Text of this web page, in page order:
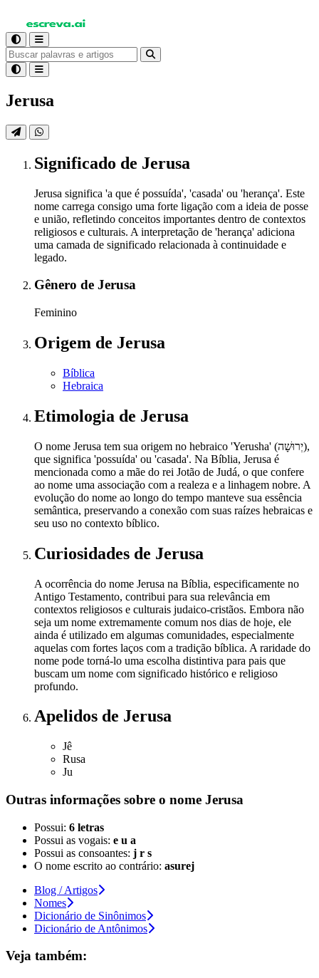
Jerusa
Significado de Jerusa
Jerusa significa 'a que é possuída', 'casada' ou 'herança'. Este
nome carrega consigo uma forte ligação com a ideia de posse
e união, refletindo conceitos importantes dentro de contextos
religiosos e culturais. A interpretação de 'herança' adiciona
uma camada de significado relacionada à continuidade e
legado.
Gênero de Jerusa
Feminino
Origem de Jerusa
Bíblica
Hebraica
Etimologia de Jerusa
O nome Jerusa tem sua origem no hebraico 'Yerusha' (יְרוּשָׁה),
que significa 'possuída' ou 'casada'. Na Bíblia, Jerusa é
mencionada como a mãe do rei Jotão de Judá, o que confere
ao nome uma associação com a realeza e a linhagem nobre. A
evolução do nome ao longo do tempo manteve sua essência
semântica, preservando a conexão com suas raízes hebraicas e
seu uso no contexto bíblico.
Curiosidades de Jerusa
A ocorrência do nome Jerusa na Bíblia, especificamente no
Antigo Testamento, contribui para sua relevância em
contextos religiosos e culturais judaico-cristãos. Embora não
seja um nome extremamente comum nos dias de hoje, ele
ainda é utilizado em algumas comunidades, especialmente
aquelas com fortes laços com a tradição bíblica. A raridade do
nome pode torná-lo uma escolha distintiva para pais que
buscam um nome com significado histórico e religioso
profundo.
Apelidos de Jerusa
Jê
Rusa
Ju
Outras informações sobre o nome Jerusa
Possui: 6 letras
Possui as vogais: e u a
Possui as consoantes: j r s
O nome escrito ao contrário: asurej
Blog / Artigos
Nomes
Dicionário de Sinônimos
Dicionário de Antônimos
Veja também: